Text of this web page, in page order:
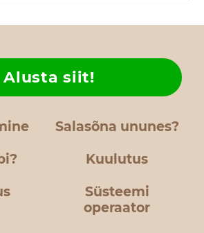
Salasõna ununes?
Alusta siit!
Kuulutus
Süsteemi
operaator